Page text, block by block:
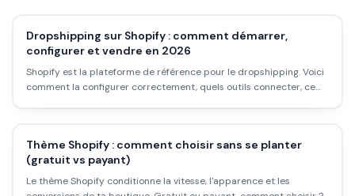
Dropshipping sur Shopify : comment démarrer,
configurer et vendre en 2026
Shopify est la plateforme de référence pour le dropshipping. Voici
comment la configurer correctement, quels outils connecter, ce
Thème Shopify : comment choisir sans se planter
(gratuit vs payant)
Le thème Shopify conditionne la vitesse, l'apparence et les